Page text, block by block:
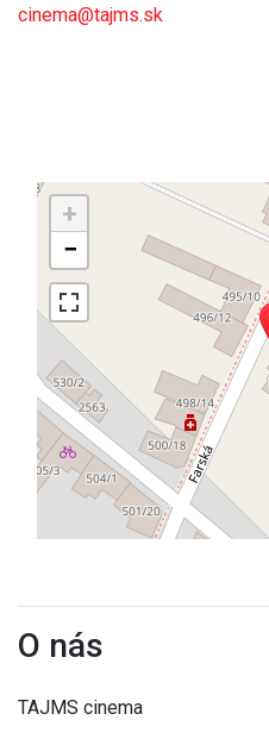
cinema@tajms.sk
+
−
O nás
TAJMS cinema